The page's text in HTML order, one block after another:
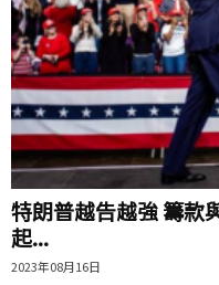
特朗普越告越強 籌款
起...
2023年08月16日